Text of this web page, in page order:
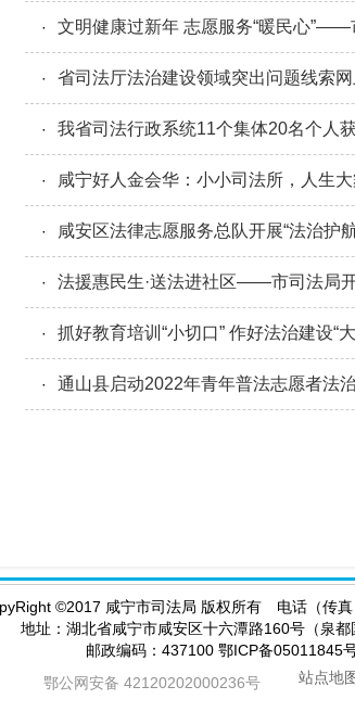
· 文明健康过新年 志愿服务“暖民心
· 省司法厅法治建设领域突出问题线索
· 我省司法行政系统11个集体20名个人
· 咸宁好人金会华：小小司法所，人生大
· 咸安区法律志愿服务总队开展“法治护
· 法援惠民生·送法进社区——市司法局
· 抓好教育培训“小切口” 作好法治建设“
· 通山县启动2022年青年普法志愿者法
©2017 咸宁市司法局 版权所有 电话（传
地址：湖北省咸宁市咸安区十六潭路160号（泉
邮政编码：437100 鄂ICP备
鄂公网安备 42120202000236号
站点地